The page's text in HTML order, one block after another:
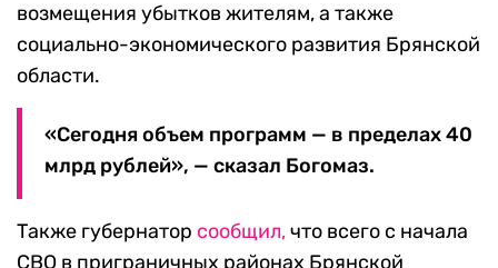
возмещения убытков жителям, а также
социально-экономического развития Брянской
области.
«Сегодня объем программ — в пределах 40
млрд рублей», — сказал Богомаз.
Также губернатор сообщил,что всего с начала
СВО в приграничных районах Брянской